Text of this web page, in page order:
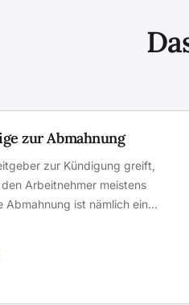
zur Abmahnung
zur Kündigung greift,
Arbeitnehmer meistens
Abmahnung ist nämlich ein…